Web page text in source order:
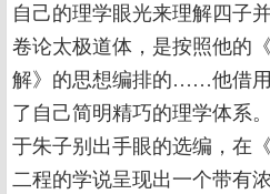
自己的理学眼光来理解四
卷论太极道体，是按照他的
解》的思想编排的……他借
了自己简明精巧的理学体系
于朱子别出手眼的选编，在
二程的学说呈现出一个带有